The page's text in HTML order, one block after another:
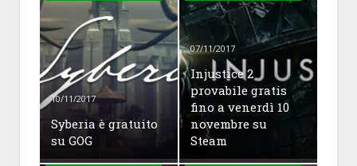
10/11/2017
Syberia è gratuito
su GOG
07/11/2017
Injustice 2
provabile gratis
fino a venerdì 10
novembre su
Steam